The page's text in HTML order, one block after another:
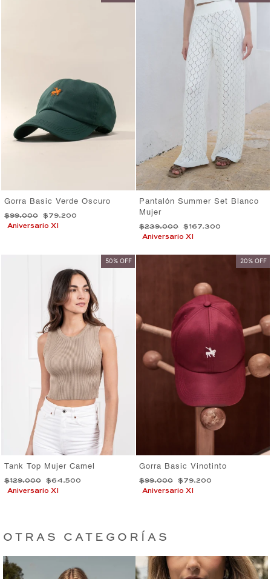
Gorra Basic Verde Oscuro
Precio
habitual
$99.000
Precio
de
$79.200
Aniversario XI
Pantalón Summer Set Blanco
Mujer
Precio
habitual
$239.000
Precio
de
$167.300
Aniversario XI
50% OFF
Tank Top Mujer Camel
Precio
habitual
$129.000
Precio
de
$64.500
Aniversario XI
20% OFF
Gorra Basic Vinotinto
Precio
habitual
$99.000
Precio
de
$79.200
Aniversario XI
OTRAS CATEGORÍAS